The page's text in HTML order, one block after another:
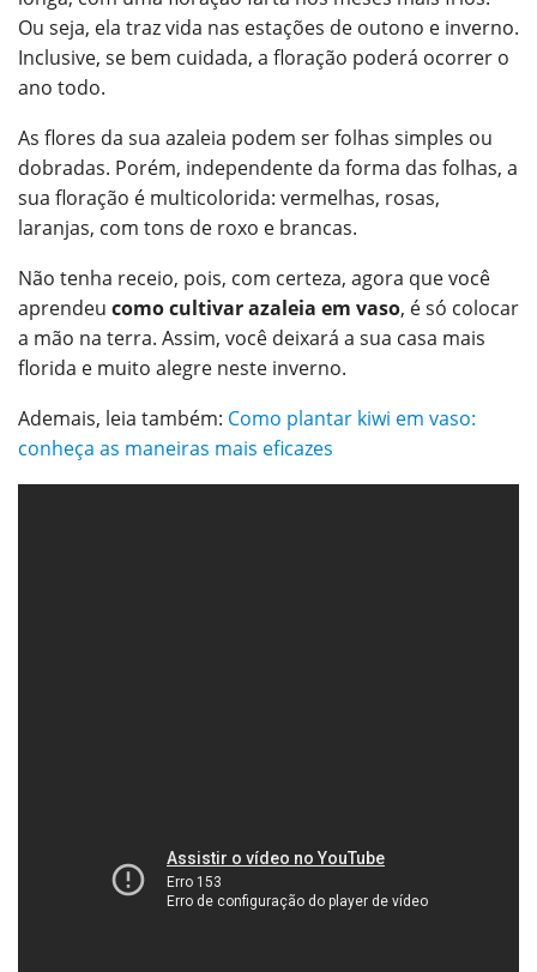
Ou seja, ela traz vida nas estações de outono e inverno.
Inclusive, se bem cuidada, a floração poderá ocorrer o
ano todo.
As flores da sua azaleia podem ser folhas simples ou
dobradas. Porém, independente da forma das folhas, a
sua floração é multicolorida: vermelhas, rosas,
laranjas, com tons de roxo e brancas.
Não tenha receio, pois, com certeza, agora que você
aprendeu como cultivar azaleia em vaso, é só colocar
a mão na terra. Assim, você deixará a sua casa mais
florida e muito alegre neste inverno.
Ademais, leia também: Como plantar kiwi em vaso:
conheça as maneiras mais eficazes